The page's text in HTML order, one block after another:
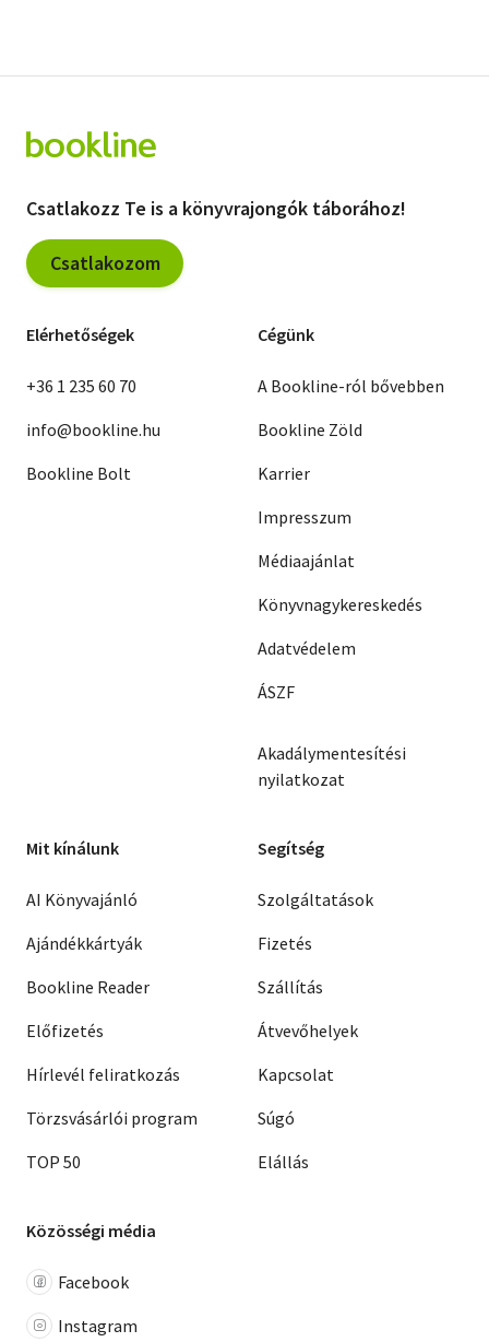
Csatlakozz Te is a könyvrajongók táborához!
Csatlakozom
Elérhetőségek
+36 1 235 60 70
info@bookline.hu
Bookline Bolt
Cégünk
A Bookline-ról bővebben
Bookline Zöld
Karrier
Impresszum
Médiaajánlat
Könyvnagykereskedés
Adatvédelem
ÁSZF
Akadálymentesítési
nyilatkozat
Mit kínálunk
AI Könyvajánló
Ajándékkártyák
Bookline Reader
Előfizetés
Hírlevél feliratkozás
Törzsvásárlói program
TOP 50
Segítség
Szolgáltatások
Fizetés
Szállítás
Átvevőhelyek
Kapcsolat
Súgó
Elállás
Közösségi média
Facebook
Instagram